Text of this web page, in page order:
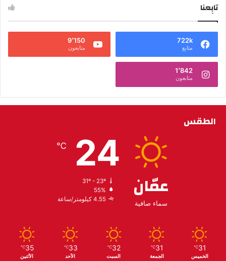
تابِعنا
722k
متابع
9٬150
متابعون
1٬842
متابعون
الطقس
عمّان
سماء صافية
24
℃
31º - 23º
55%
4.55 كيلومتر/ساعة
31
℃
الخميس
31
℃
الجمعة
32
℃
السبت
33
℃
الأحد
35
℃
الأثنين